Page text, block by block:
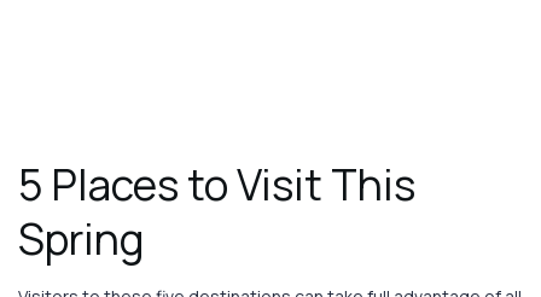
5 Places to Visit This
Spring